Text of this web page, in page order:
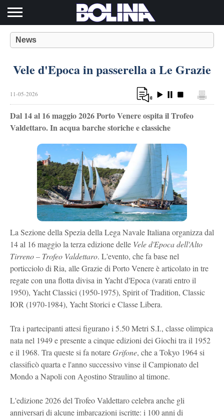
News
Vele d'Epoca in passerella a Le Grazie
11-05-2026
Dal 14 al 16 maggio 2026 Porto Venere ospita il Trofeo
Valdettaro. In acqua barche storiche e classiche
La Sezione della Spezia della Lega Navale Italiana organizza dal
14 al 16 maggio la terza edizione delle Vele d'Epoca dell'Alto
Tirreno – Trofeo Valdettaro. L'evento, che fa base nel
porticciolo di Ria, alle Grazie di Porto Venere è articolato in tre
regate con una flotta divisa in Yacht d'Epoca (varati entro il
1950), Yacht Classici (1950-1975), Spirit of Tradition, Classic
IOR (1970-1984), Yacht Storici e Classe Libera.
Tra i partecipanti attesi figurano i 5.50 Metri S.I., classe olimpica
nata nel 1949 e presente a cinque edizioni dei Giochi tra il 1952
e il 1968. Tra queste si fa notare Grifone, che a Tokyo 1964 si
classificò quarta e l'anno successivo vinse il Campionato del
Mondo a Napoli con Agostino Straulino al timone.
L'edizione 2026 del Trofeo Valdettaro celebra anche gli
anniversari di alcune imbarcazioni iscritte: i 100 anni di